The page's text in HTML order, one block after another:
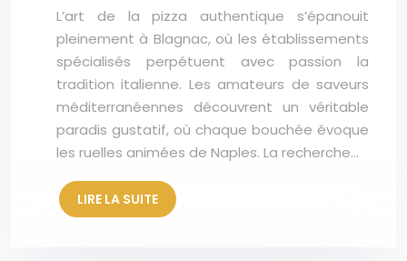
L’art de la pizza authentique s’épanouit
pleinement à Blagnac, où les établissements
spécialisés perpétuent avec passion la
tradition italienne. Les amateurs de saveurs
méditerranéennes découvrent un véritable
paradis gustatif, où chaque bouchée évoque
les ruelles animées de Naples. La recherche…
LIRE LA SUITE